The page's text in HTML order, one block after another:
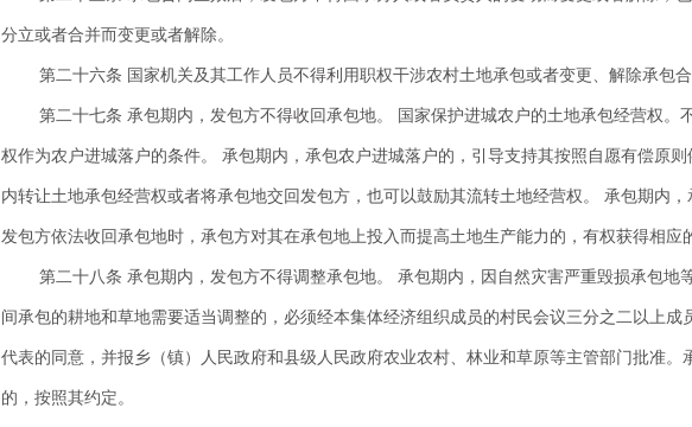
分立或者合并而变更或者解除。
第二十六条 国家机关及其工作人员不得利用职权干涉农村土地承包或者变更、解除承包合
第二十七条 承包期内，发包方不得收回承包地。 国家保护进城农户的土地承包经营权。
权作为农户进城落户的条件。 承包期内，承包农户进城落户的，引导支持其按照自愿有偿原
内转让土地承包经营权或者将承包地交回发包方，也可以鼓励其流转土地经营权。 承包期内
发包方依法收回承包地时，承包方对其在承包地上投入而提高土地生产能力的，有权获得相应
第二十八条 承包期内，发包方不得调整承包地。 承包期内，因自然灾害严重毁损承包地
间承包的耕地和草地需要适当调整的，必须经本集体经济组织成员的村民会议三分之二以上成
代表的同意，并报乡（镇）人民政府和县级人民政府农业农村、林业和草原等主管部门批准。
的，按照其约定。